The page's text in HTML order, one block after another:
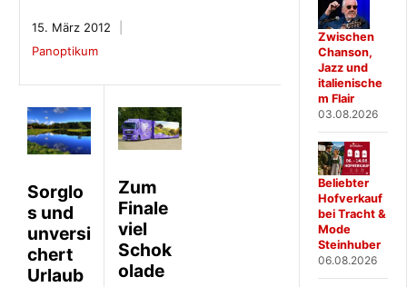
15. März 2012
Panoptikum
Sorglo
s und
unversi
chert
Urlaub
Zum
Finale
viel
Schok
olade
Zwischen
Chanson,
Jazz und
italienische
m Flair
03.08.2026
Beliebter
Hofverkauf
bei Tracht &
Mode
Steinhuber
06.08.2026